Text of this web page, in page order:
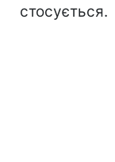
стосується.